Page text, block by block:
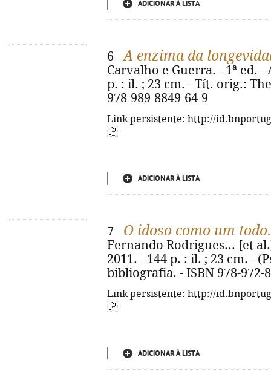
ADICIONAR À LISTA
6 -A enzima da
Carvalho e Guerra. - 1ª ed. -
p. : il. ; 23 cm. - Tít. orig.:
978-989-8849-64-9
Link persistente: http://
ADICIONAR À LISTA
7 - O idoso como um
Fernando Rodrigues... [et
2011. - 144 p. : il. ; 23 cm. -
bibliografia. - ISBN 978-972-
Link persistente: http://
ADICIONAR À LISTA